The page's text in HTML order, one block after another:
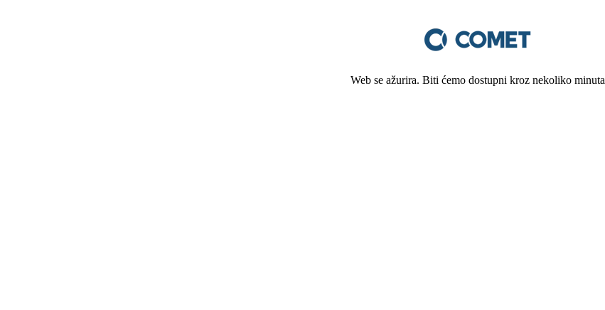
Web se ažurira. Biti ćemo dostupni kroz nekoliko minuta